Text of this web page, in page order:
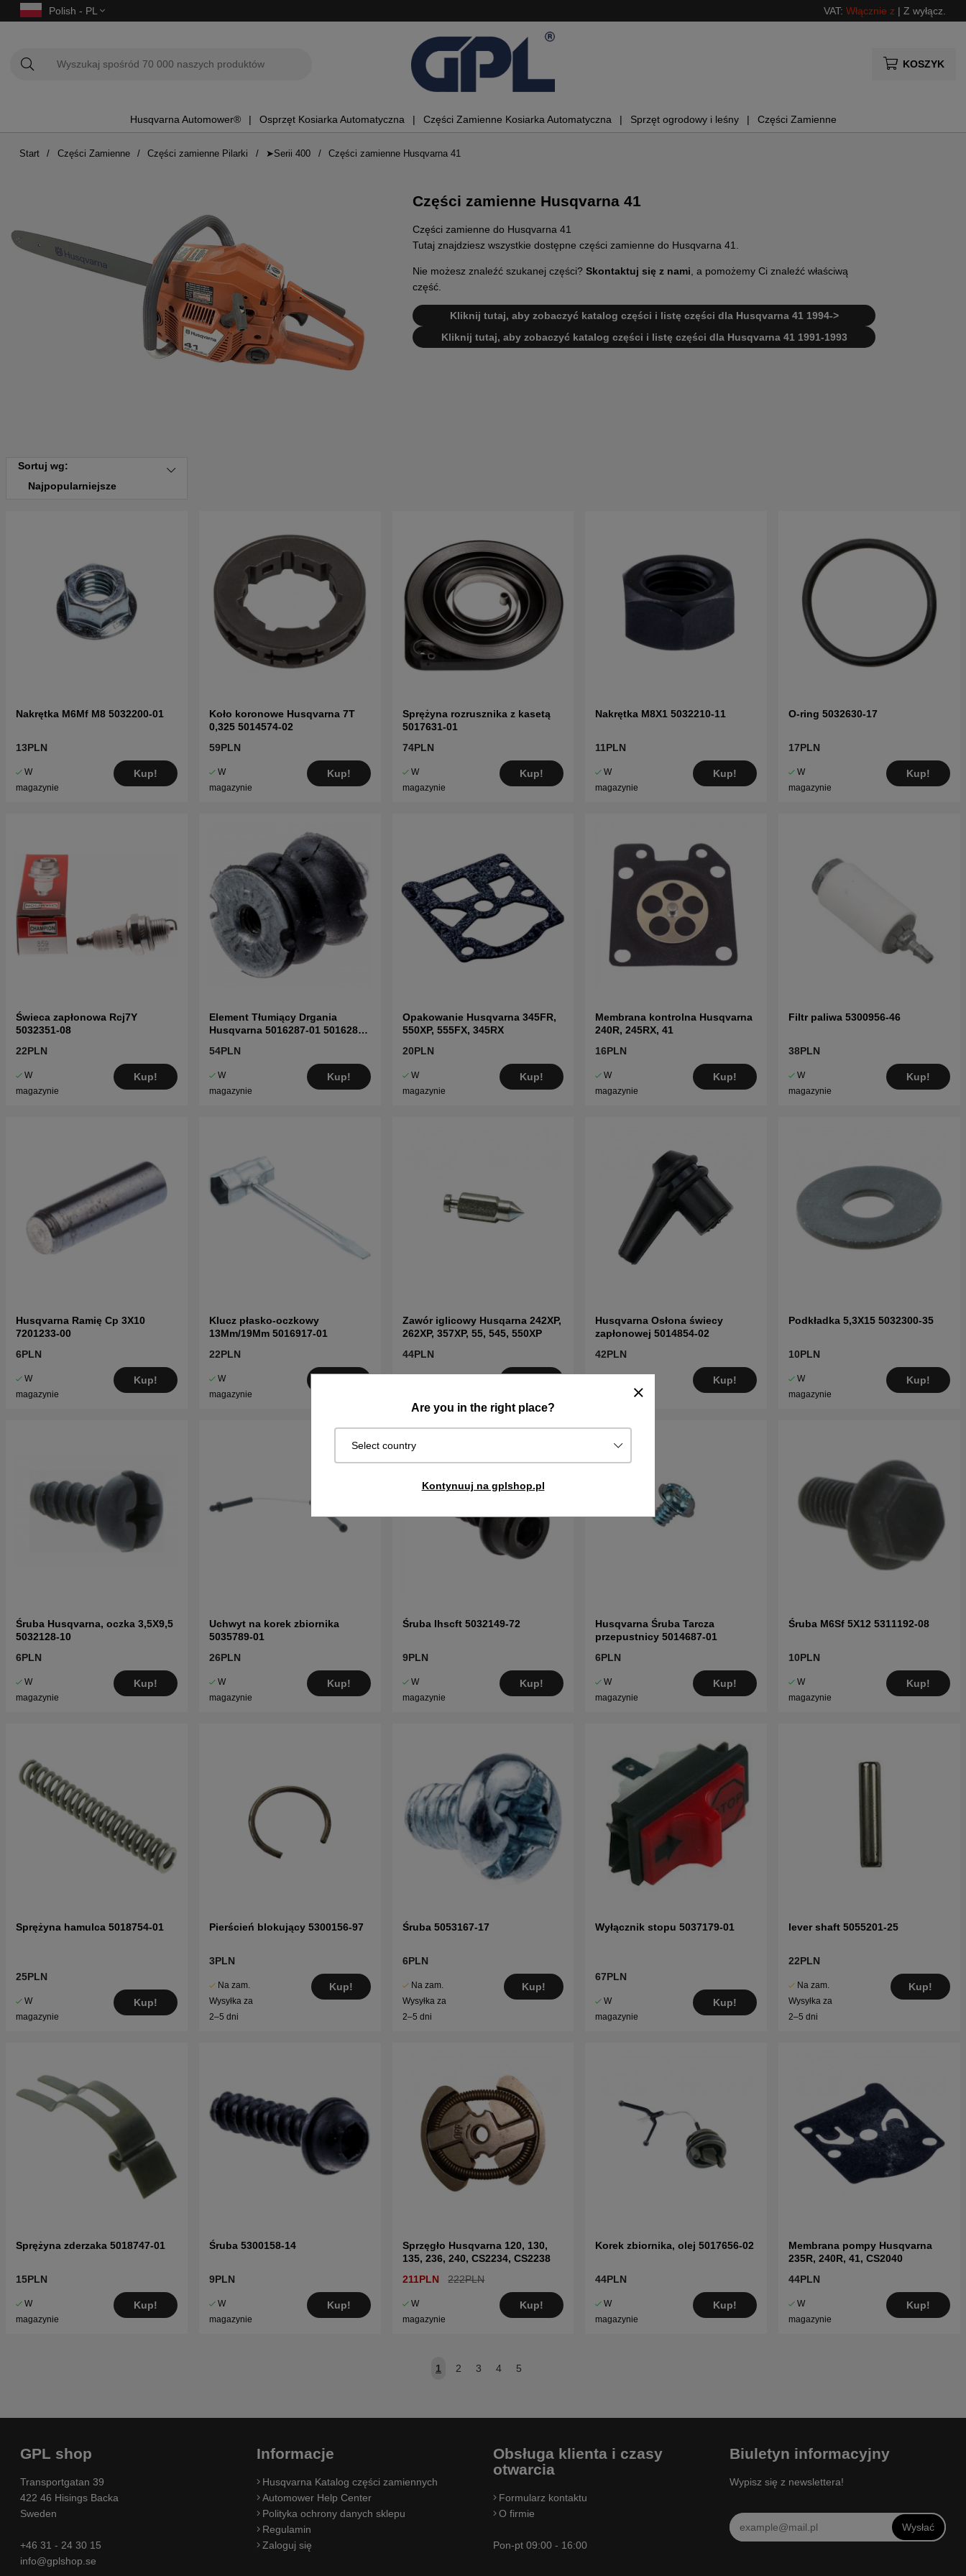
Polish - PL VAT: Włącznie z | Z wyłącz.
KOSZYK
Husqvarna Automower® Osprzęt Kosiarka Automatyczna Części Zamienne Kosiarka Automatyczna Sprzęt ogrodowy i leśny Części Zamienne
Are you in the right place?
Select country
Kontynuuj na gplshop.pl
Start Części Zamienne Części zamienne Pilarki ➤Serii 400 Części zamienne Husqvarna 41
Części zamienne Husqvarna 41
Części zamienne do Husqvarna 41
Tutaj znajdziesz wszystkie dostępne części zamienne do Husqvarna 41.
Nie możesz znaleźć szukanej części? Skontaktuj się z nami, a pomożemy Ci znaleźć właściwą
część.
Kliknij tutaj, aby zobaczyć katalog części i listę części dla Husqvarna 41 1994->
Kliknij tutaj, aby zobaczyć katalog części i listę części dla Husqvarna 41 1991-1993
Sortuj wg:
Najpopularniejsze
Nakrętka M6Mf M8 5032200-01
13PLN
W
magazynie
Kup!
Koło koronowe Husqvarna 7T
0,325 5014574-02
59PLN
W
magazynie
Kup!
Sprężyna rozrusznika z kasetą
5017631-01
74PLN
W
magazynie
Kup!
Nakrętka M8X1 5032210-11
11PLN
W
magazynie
Kup!
O-ring 5032630-17
17PLN
W
magazynie
Kup!
Świeca zapłonowa Rcj7Y
5032351-08
22PLN
W
magazynie
Kup!
Element Tłumiący Drgania
Husqvarna 5016287-01 5016287-
54PLN
W
magazynie
Kup!
Opakowanie Husqvarna 345FR,
550XP, 555FX, 345RX
20PLN
W
magazynie
Kup!
Membrana kontrolna Husqvarna
240R, 245RX, 41
16PLN
W
magazynie
Kup!
Filtr paliwa 5300956-46
38PLN
W
magazynie
Kup!
Husqvarna Ramię Cp 3X10
7201233-00
6PLN
W
magazynie
Kup!
Klucz płasko-oczkowy
13Mm/19Mm 5016917-01
22PLN
W
magazynie
Zawór iglicowy Husqarna 242XP,
262XP, 357XP, 55, 545, 550XP
44PLN
Husqvarna Osłona świecy
zapłonowej 5014854-02
42PLN
magazynie
Kup!
Podkładka 5,3X15 5032300-35
10PLN
W
magazynie
Kup!
Śruba Husqvarna, oczka 3,5X9,5
5032128-10
6PLN
W
magazynie
Kup!
Uchwyt na korek zbiornika
5035789-01
26PLN
W
magazynie
Kup!
Śruba Ihscft 5032149-72
9PLN
W
magazynie
Kup!
Husqvarna Śruba Tarcza
przepustnicy 5014687-01
6PLN
W
magazynie
Kup!
Śruba M6Sf 5X12 5311192-08
10PLN
W
magazynie
Kup!
Sprężyna hamulca 5018754-01
25PLN
W
magazynie
Kup!
Pierścień blokujący 5300156-97
3PLN
Na zam.
Wysyłka za
2–5 dni
Kup!
Śruba 5053167-17
6PLN
Na zam.
Wysyłka za
2–5 dni
Kup!
Wyłącznik stopu 5037179-01
67PLN
W
magazynie
Kup!
lever shaft 5055201-25
22PLN
Na zam.
Wysyłka za
2–5 dni
Kup!
Sprężyna zderzaka 5018747-01
15PLN
W
magazynie
Kup!
Śruba 5300158-14
9PLN
W
magazynie
Kup!
Sprzęgło Husqvarna 120, 130,
135, 236, 240, CS2234, CS2238
211PLN
222PLN
W
magazynie
Kup!
Korek zbiornika, olej 5017656-02
44PLN
W
magazynie
Kup!
Membrana pompy Husqvarna
235R, 240R, 41, CS2040
44PLN
W
magazynie
Kup!
1 2 3 4 5
GPL shop
Transportgatan 39
422 46 Hisings Backa
Sweden
+46 31 - 24 30 15
info@gplshop.se
Informacje
Husqvarna Katalog części zamiennych
Automower Help Center
Polityka ochrony danych sklepu
Regulamin
Zaloguj się
Obsługa klienta i czasy
otwarcia
Formularz kontaktu
O firmie
Pon-pt 09:00 - 16:00
Biuletyn informacyjny
Wypisz się z newslettera!
Wysłać